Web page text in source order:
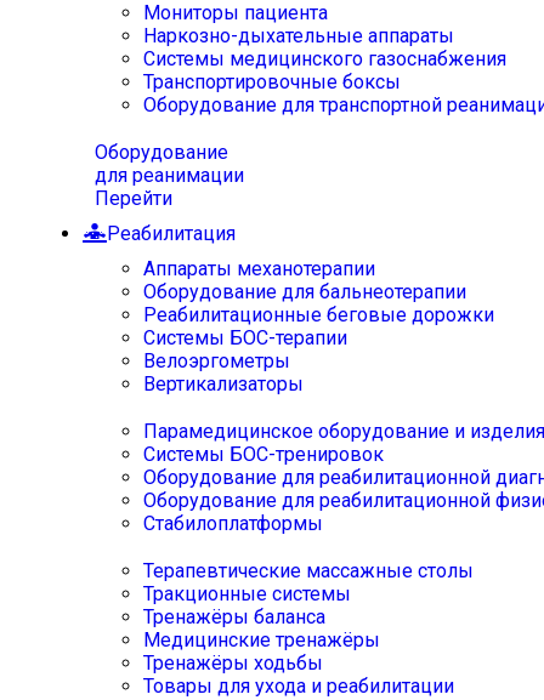
Мониторы пациента
Наркозно-дыхательные аппараты
Системы медицинского газоснабжения
Транспортировочные боксы
Оборудование для транспортной
Оборудование
для реанимации
Перейти
Реабилитация
Аппараты механотерапии
Оборудование для бальнеотерапии
Реабилитационные беговые дорожки
Системы БОС-терапии
Велоэргометры
Вертикализаторы
Парамедицинское оборудование и изделия
Системы БОС-тренировок
Оборудование для реабилитационной
Оборудование для реабилитационной
Стабилоплатформы
Терапевтические массажные столы
Тракционные системы
Тренажёры баланса
Медицинские тренажёры
Тренажёры ходьбы
Товары для ухода и реабилитации